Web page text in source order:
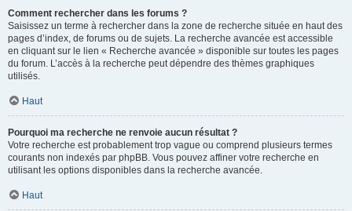
Comment rechercher dans les forums ?
Saisissez un terme à rechercher dans la zone de recherche située en haut des
pages d’index, de forums ou de sujets. La recherche avancée est accessible
en cliquant sur le lien « Recherche avancée » disponible sur toutes les pages
du forum. L’accès à la recherche peut dépendre des thèmes graphiques
utilisés.
Haut
Pourquoi ma recherche ne renvoie aucun résultat ?
Votre recherche est probablement trop vague ou comprend plusieurs termes
courants non indexés par phpBB. Vous pouvez affiner votre recherche en
utilisant les options disponibles dans la recherche avancée.
Haut